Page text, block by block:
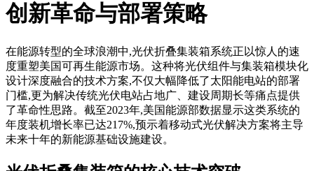
创新革命与部署策略
在能源转型的全球浪潮中,光伏折叠集装箱系统正以惊人的速
度重塑美国可再生能源市场。这种将光伏组件与集装箱模块化
设计深度融合的技术方案,不仅大幅降低了太阳能电站的部署
门槛,更为解决传统光伏电站占地广、建设周期长等痛点提供
了革命性思路。截至2023年,美国能源部数据显示这类系统的
年度装机增长率已达217%,预示着移动式光伏解决方案将主导
未来十年的新能源基础设施建设。